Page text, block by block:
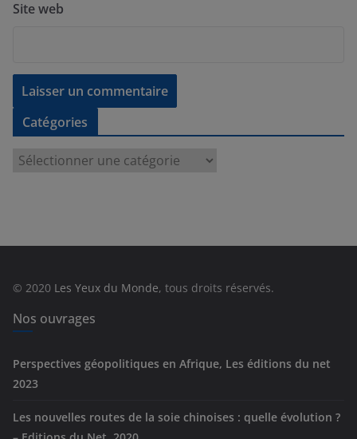
Site web
Catégories
e
s
© 2020 Les Yeux du Monde, tous droits réservés.
Nos ouvrages
Perspectives géopolitiques en Afrique, Les éditions du net
2023
Les nouvelles routes de la soie chinoises : quelle évolution ?